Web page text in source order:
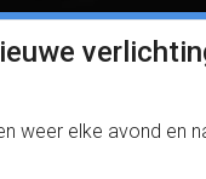
weer elke avond en